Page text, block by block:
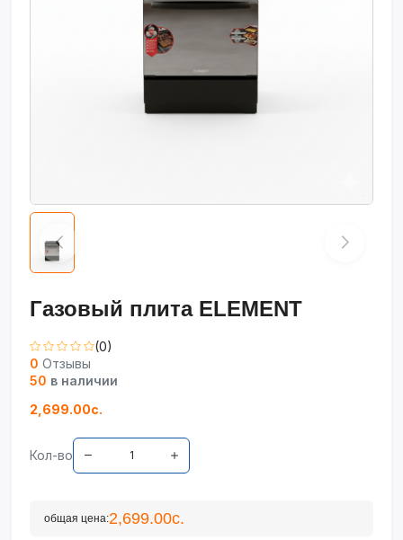
Газовый плита ELEMENT
(0)
0 Отзывы
50 в наличии
2,699.00с.
Кол-во
общая цена:2,699.00с.